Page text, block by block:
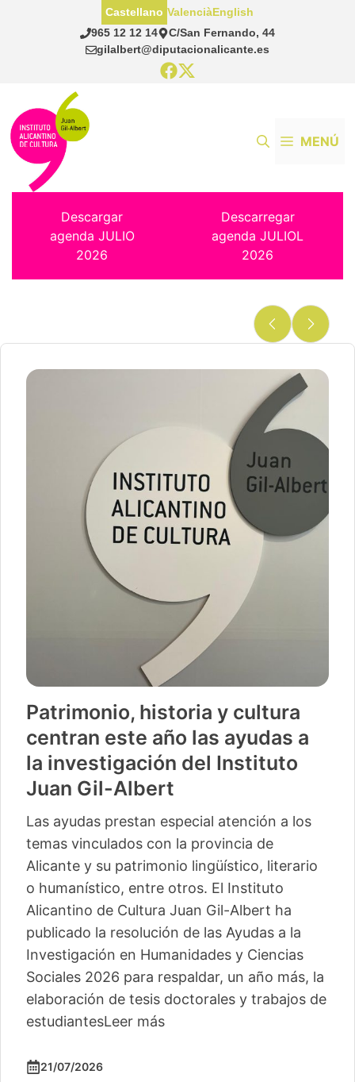
965 12 12 14
C/San Fernando, 44
gilalbert@diputacionalicante.es
Castellano ValenciàEnglish
MENÚ
Descargar
agenda JULIO
2026
Descarregar
agenda JULIOL
2026
Patrimonio, historia y cultura
centran este año las ayudas a
la investigación del Instituto
Juan Gil-Albert
Las ayudas prestan especial atención a los
temas vinculados con la provincia de
Alicante y su patrimonio lingüístico, literario
o humanístico, entre otros. El Instituto
Alicantino de Cultura Juan Gil-Albert ha
publicado la resolución de las Ayudas a la
Investigación en Humanidades y Ciencias
Sociales 2026 para respaldar, un año más, la
elaboración de tesis doctorales y trabajos de
estudiantesLeer más
21/07/2026